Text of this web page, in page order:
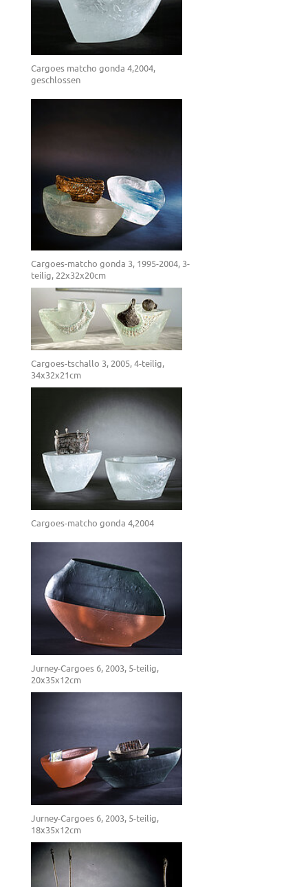
Cargoes matcho gonda 4,2004,
geschlossen
Cargoes-matcho gonda 3, 1995-2004, 3-
teilig, 22x32x20cm
Cargoes-tschallo 3, 2005, 4-teilig,
34x32x21cm
Cargoes-matcho gonda 4,2004
Jurney-Cargoes 6, 2003, 5-teilig,
20x35x12cm
Jurney-Cargoes 6, 2003, 5-teilig,
18x35x12cm